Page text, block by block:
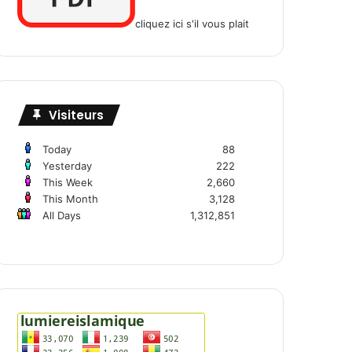
cliquez ici s'il vous plait
Visiteurs
Today
88
Yesterday
222
This Week
2,660
This Month
3,128
All Days
1,312,851